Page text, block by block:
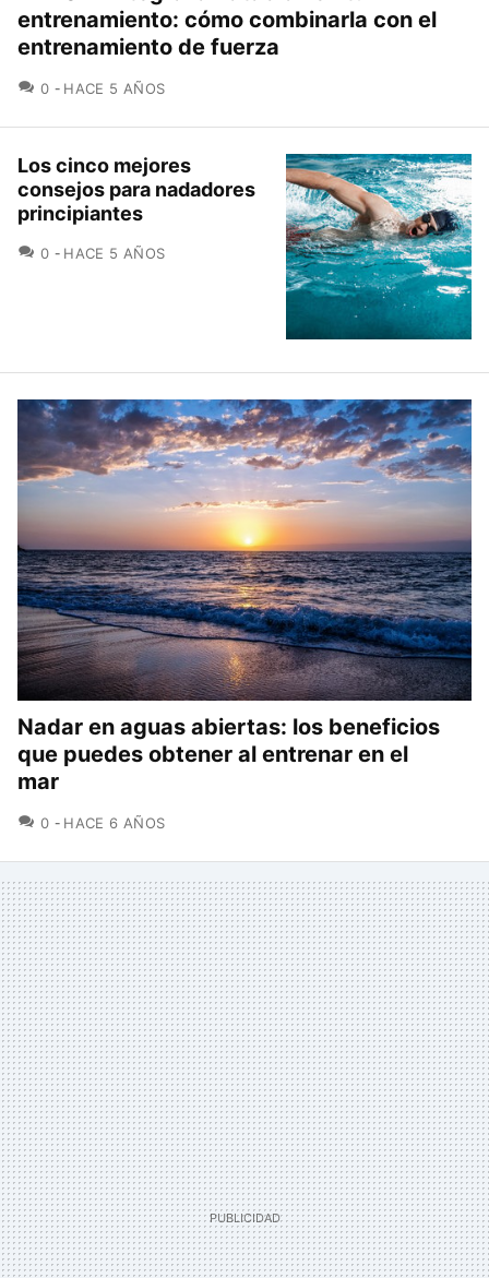
entrenamiento: cómo combinarla con el
entrenamiento de fuerza
0 COMENTARIOS
HACE 5 AÑOS
Los cinco mejores
consejos para nadadores
principiantes
0 COMENTARIOS
HACE 5 AÑOS
Nadar en aguas abiertas: los beneficios
que puedes obtener al entrenar en el
mar
0 COMENTARIOS
HACE 6 AÑOS